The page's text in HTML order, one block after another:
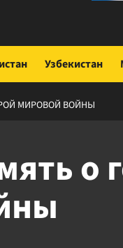
Узбекистан
МИРОВОЙ ВОЙНЫ
о